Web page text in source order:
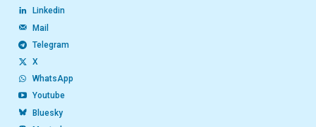
Linkedin
Mail
Telegram
X
WhatsApp
Youtube
Bluesky